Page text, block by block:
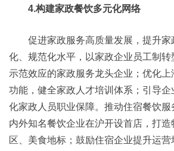
4.构建家政餐饮多元化网络
促进家政服务高质量发展，提升家
化、规范化水平，以家政企业员工制
示范效应的家政服务龙头企业；优化
功能，健全家政人才培训体系；引导
化家政人员职业保障。推动住宿餐饮服
内外知名餐饮企业在沪开设首店，打
区、美食地标；鼓励住宿企业提升运